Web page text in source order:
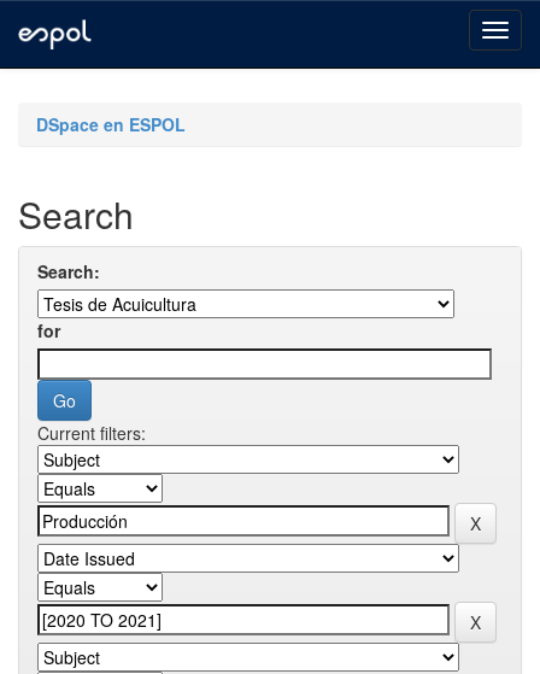
navigationDSpace en ESPOL
Search
Search:
for
Current filters: